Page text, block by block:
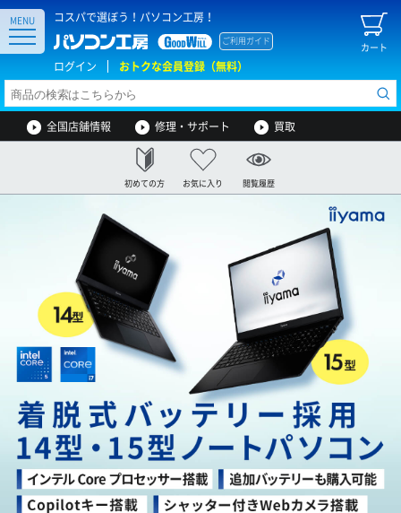
コスパで選ぼう！パソコン工房！
カート
ご利用ガイド
ログイン おトクな会員登録（無料）
MENU
全国店舗情報 修理・サポート 買取
初めての方 お気に入り 閲覧履歴